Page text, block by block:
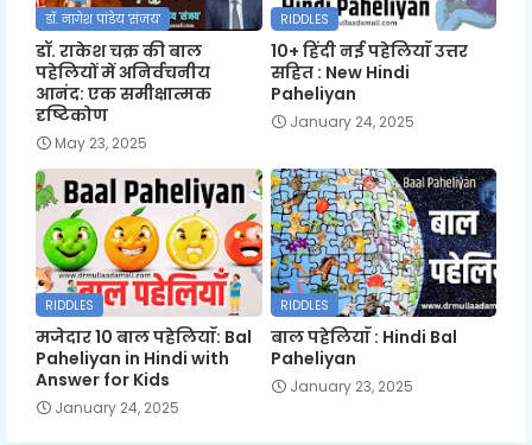
डॉ. नागेश पांडेय 'संजय'
डॉ. राकेश चक्र की बाल
पहेलियों में अनिर्वचनीय
आनंद: एक समीक्षात्मक
दृष्टिकोण
May 23, 2025
RIDDLES
10+ हिंदी नई पहेलियाँ उत्तर
सहित : New Hindi
Paheliyan
January 24, 2025
RIDDLES
मजेदार 10 बाल पहेलियाँ: Bal
Paheliyan in Hindi with
Answer for Kids
January 24, 2025
RIDDLES
बाल पहेलियाँ : Hindi Bal
Paheliyan
January 23, 2025